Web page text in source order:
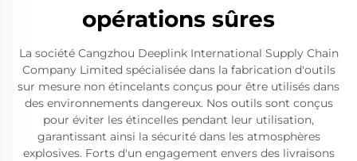
opérations sûres
La société Cangzhou Deeplink International Supply Chain
Company Limited spécialisée dans la fabrication d'outils
sur mesure non étincelants conçus pour être utilisés dans
des environnements dangereux. Nos outils sont conçus
pour éviter les étincelles pendant leur utilisation,
garantissant ainsi la sécurité dans les atmosphères
explosives. Forts d'un engagement envers des livraisons